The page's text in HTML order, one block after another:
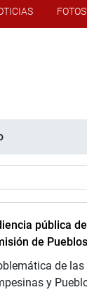
pública
de
de
y